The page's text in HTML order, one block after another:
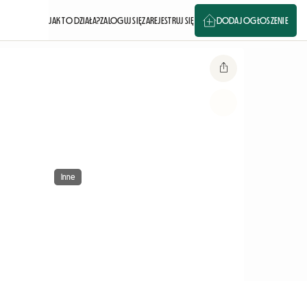
JAK TO DZIAŁA?ZALOGUJ SIĘZAREJESTRUJ SIĘ DODAJ OGŁOSZENIE
Inne